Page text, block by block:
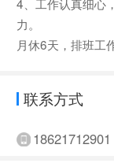
力。
月休6天，排班工
联系方式